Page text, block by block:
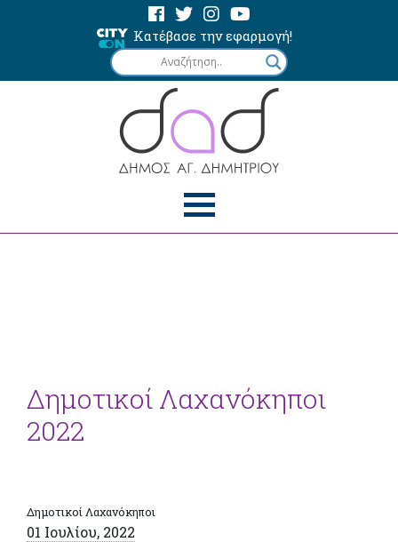
Κατέβασε την εφαρμογή!
Δημοτικοί Λαχανόκηποι
2022
Δημοτικοί Λαχανόκηποι
01 Ιουλίου, 2022